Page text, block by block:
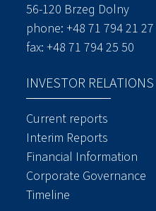
56-120 Brzeg Dolny
phone:+48 71 794 21 27
fax: +48 71 794 25 50
INVESTOR RELATIONS
Current reports
Interim Reports
Financial Information
Corporate Governance
Timeline